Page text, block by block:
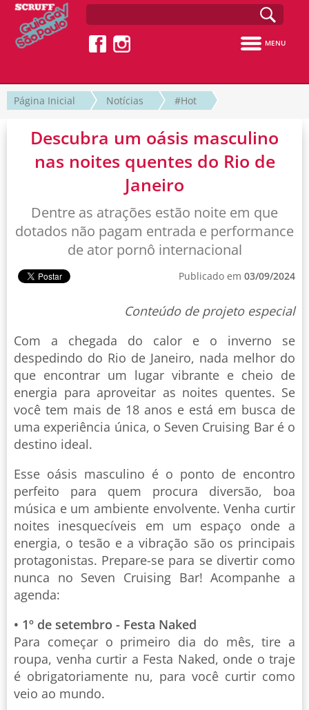
MENU
Página Inicial Notícias #Hot
Descubra um oásis masculino
nas noites quentes do Rio de
Janeiro
Dentre as atrações estão noite em que
dotados não pagam entrada e performance
de ator pornô internacional
Publicado em 03/09/2024
Conteúdo de projeto especial
Com a chegada do calor e o inverno se
despedindo do Rio de Janeiro, nada melhor do
que encontrar um lugar vibrante e cheio de
energia para aproveitar as noites quentes. Se
você tem mais de 18 anos e está em busca de
uma experiência única, o Seven Cruising Bar é o
destino ideal.
Esse oásis masculino é o ponto de encontro
perfeito para quem procura diversão, boa
música e um ambiente envolvente. Venha curtir
noites inesquecíveis em um espaço onde a
energia, o tesão e a vibração são os principais
protagonistas. Prepare-se para se divertir como
nunca no Seven Cruising Bar! Acompanhe a
agenda:
• 1º de setembro - Festa Naked
Para começar o primeiro dia do mês, tire a
roupa, venha curtir a Festa Naked, onde o traje
é obrigatoriamente nu, para você curtir como
veio ao mundo.